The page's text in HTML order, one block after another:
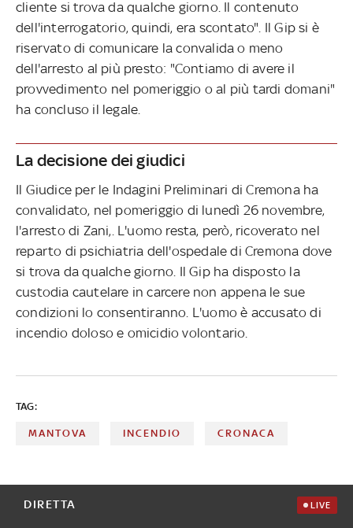
cliente si trova da qualche giorno. Il contenuto
dell'interrogatorio, quindi, era scontato". Il Gip si è
riservato di comunicare la convalida o meno
dell'arresto al più presto: "Contiamo di avere il
provvedimento nel pomeriggio o al più tardi domani"
ha concluso il legale.
La decisione dei giudici
Il Giudice per le Indagini Preliminari di Cremona ha
convalidato, nel pomeriggio di lunedì 26 novembre,
l'arresto di Zani,. L'uomo resta, però, ricoverato nel
reparto di psichiatria dell'ospedale di Cremona dove
si trova da qualche giorno. Il Gip ha disposto la
custodia cautelare in carcere non appena le sue
condizioni lo consentiranno. L'uomo è accusato di
incendio doloso e omicidio volontario.
TAG:
MANTOVA INCENDIO CRONACA
DIRETTA LIVE